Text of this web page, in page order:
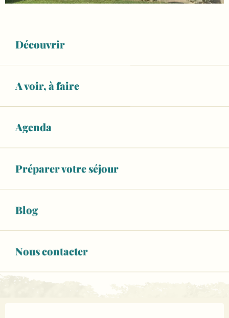
Découvrir
A voir, à faire
Agenda
Préparer votre séjour
Blog
Nous contacter
Ouverture et coordonnées
RÉSERVEZ VOTRE HÉBERGEMENT
WiFi Animaux acceptés
+ 8 autre(s) prestation(s)
02 43 23 84▒▒